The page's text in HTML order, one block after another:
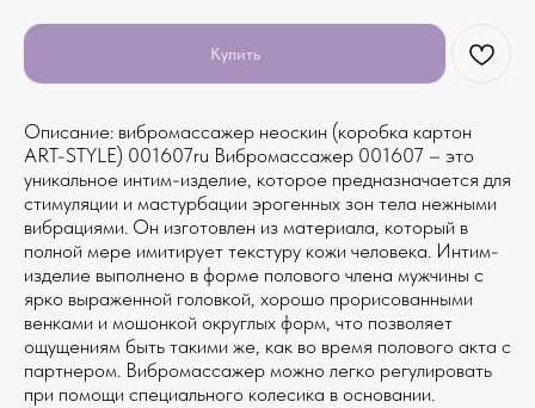
Купить
Описание: вибромассажер неоскин (коробка картон
ART-STYLE) 001607ru Вибромассажер 001607 – это
уникальное интим-изделие, которое предназначается для
стимуляции и мастурбации эрогенных зон тела нежными
вибрациями. Он изготовлен из материала, который в
полной мере имитирует текстуру кожи человека. Интим-
изделие выполнено в форме полового члена мужчины с
ярко выраженной головкой, хорошо прорисованными
венками и мошонкой округлых форм, что позволяет
ощущениям быть такими же, как во время полового акта с
партнером. Вибромассажер можно легко регулировать
при помощи специального колесика в основании.